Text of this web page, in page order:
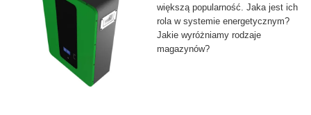
większą popularność. Jaka jest ich
rola w systemie energetycznym?
Jakie wyróżniamy rodzaje
magazynów?